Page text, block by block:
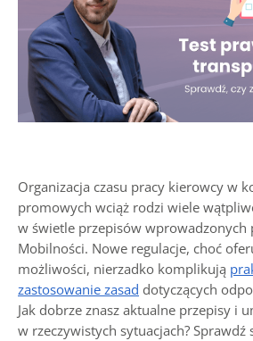
Organizacja czasu pracy kierowcy w
promowych wciąż rodzi wiele
w świetle przepisów wprowadzonych
Mobilności. Nowe regulacje, choć
możliwości, nierzadko komplikują
zastosowanie zasad dotyczących
Jak dobrze znasz aktualne przepisy i
w rzeczywistych sytuacjach? Sprawdź